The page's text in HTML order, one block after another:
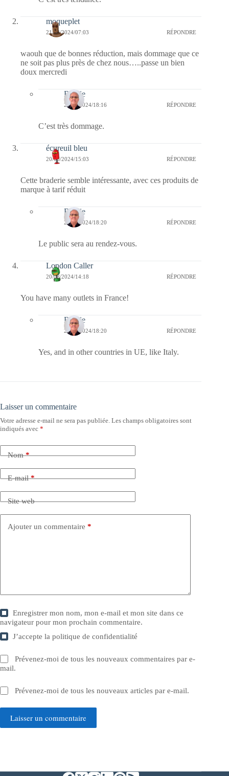
moqueplet
21/08/2024/07:03 RÉPONDRE
waouh que de bonnes réduction, mais dommage que ce
ne soit pas plus près de chez nous…..passe un bien
doux mercredi
Bernie
22/08/2024/18:16 RÉPONDRE
C’est très dommage.
écureuil bleu
20/08/2024/15:03 RÉPONDRE
Cette braderie semble intéressante, avec ces produits de
marque à tarif réduit
Bernie
22/08/2024/18:20 RÉPONDRE
Le public sera au rendez-vous.
London Caller
20/08/2024/14:18 RÉPONDRE
You have many outlets in France!
Bernie
22/08/2024/18:20 RÉPONDRE
Yes, and in other countries in UE, like Italy.
Laisser un commentaire
Votre adresse e-mail ne sera pas publiée. Les champs obligatoires sont
indiqués avec *
Nom*
E-mail*
Site web
Ajouter un commentaire *
Enregistrer mon nom, mon e-mail et mon site dans ce
navigateur pour mon prochain commentaire.
J’accepte lapolitique de confidentialité
Prévenez-moi de tous les nouveaux commentaires par e-
mail.
Prévenez-moi de tous les nouveaux articles par e-mail.
Laisser un commentaire